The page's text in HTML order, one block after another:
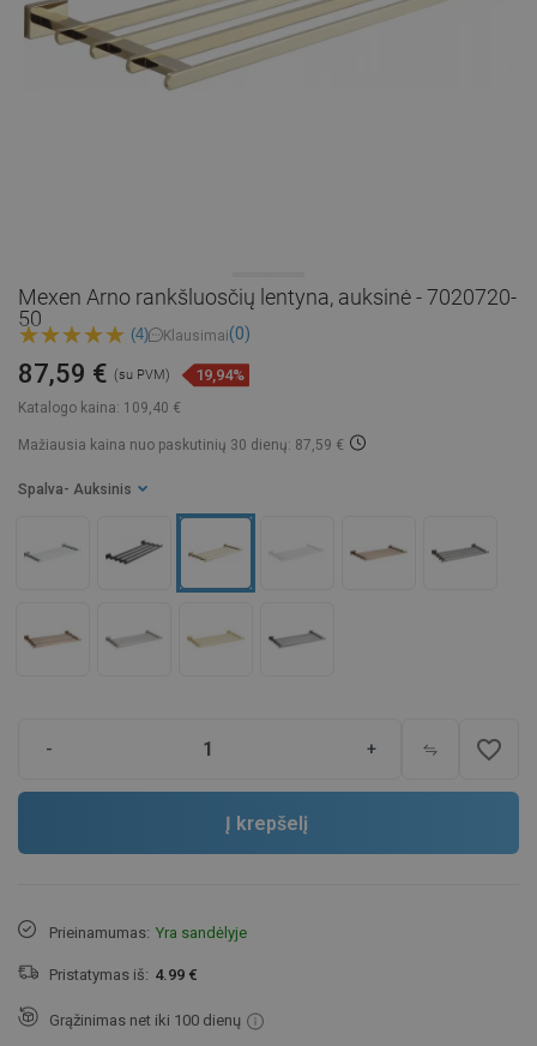
Mexen Arno rankšluosčių lentyna, auksinė - 7020720-
50
(4) Klausimai(0)
Katalogo kaina: 109,40 €
87,59 € (su PVM) 19,94%
Mažiausia kaina nuo paskutinių 30 dienų: 87,59 €
Spalva - Auksinis
- + favorite_border
Į krepšelį
Prieinamumas: Yra sandėlyje
Pristatymas iš: 4.99 €
Grąžinimas net iki 100 dienų